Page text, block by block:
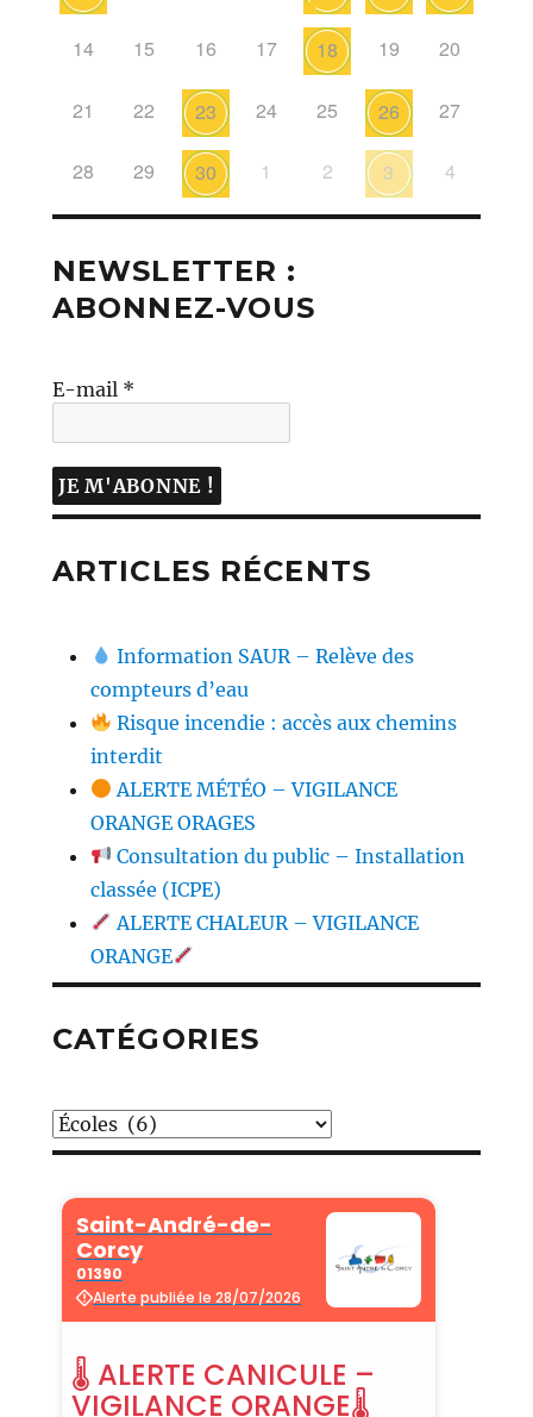
14 15 16 17 18 19 20
21 22 23 24 25 26 27
28 29 30 1 2 3 4
NEWSLETTER :
ABONNEZ-VOUS
E-mail *
ARTICLES RÉCENTS
Information SAUR – Relève des
compteurs d’eau
Risque incendie : accès aux chemins
interdit
ALERTE MÉTÉO – VIGILANCE
ORANGE ORAGES
Consultation du public – Installation
classée (ICPE)
ALERTE CHALEUR – VIGILANCE
ORANGE
CATÉGORIES
Catégories